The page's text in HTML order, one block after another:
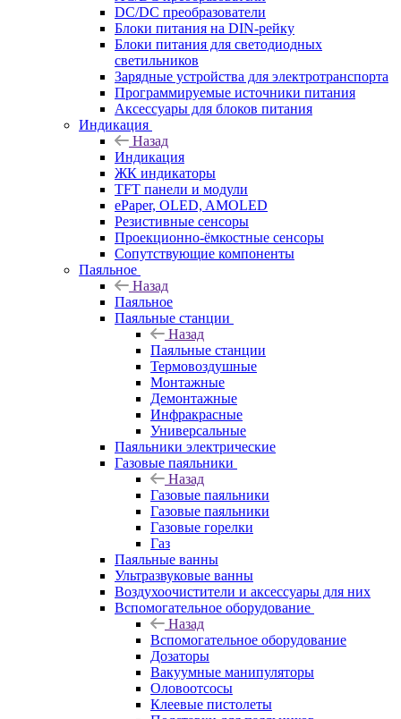
DC/DC преобразователи
Блоки питания на DIN-рейку
Блоки питания для светодиодных
светильников
Зарядные устройства для электротранспорта
Программируемые источники питания
Аксессуары для блоков питания
Индикация
Назад
Индикация
ЖК индикаторы
TFT панели и модули
ePaper, OLED, AMOLED
Резистивные сенсоры
Проекционно-ёмкостные сенсоры
Сопутствующие компоненты
Паяльное
Назад
Паяльное
Паяльные станции
Назад
Паяльные станции
Термовоздушные
Монтажные
Демонтажные
Инфракрасные
Универсальные
Паяльники электрические
Газовые паяльники
Назад
Газовые паяльники
Газовые паяльники
Газовые горелки
Газ
Паяльные ванны
Ультразвуковые ванны
Воздухоочистители и аксессуары для них
Вспомогательное оборудование
Назад
Вспомогательное оборудование
Дозаторы
Вакуумные манипуляторы
Оловоотсосы
Клеевые пистолеты